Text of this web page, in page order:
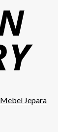
Mebel Jepara